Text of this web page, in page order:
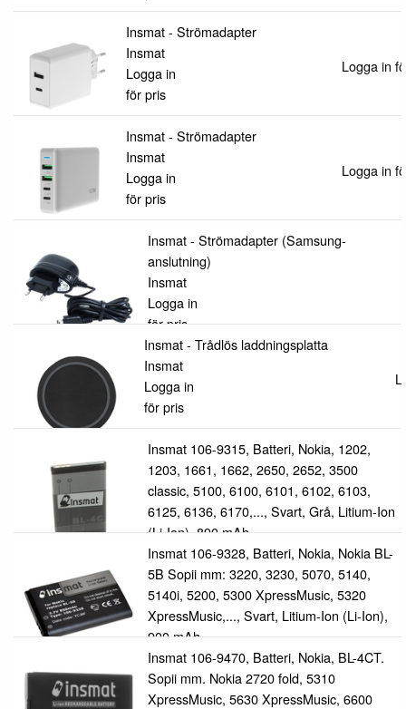
Insmat - Strömadapter
Insmat
Logga in
för pris
Logga in
Insmat - Strömadapter
Insmat
Logga in
för pris
Logga in
Insmat - Strömadapter (Samsung-
anslutning)
Insmat
Logga in
för pris
Insmat - Trådlös laddningsplatta
Insmat
Logga in
för pris
Insmat 106-9315, Batteri, Nokia, 1202,
1203, 1661, 1662, 2650, 2652, 3500
classic, 5100, 6100, 6101, 6102, 6103,
6125, 6136, 6170,..., Svart, Grå, Litium-Ion
(Li-Ion), 890 mAh
Insmat
Logga in
för pris
Insmat 106-9328, Batteri, Nokia, Nokia BL-
5B Sopii mm: 3220, 3230, 5070, 5140,
5140i, 5200, 5300 XpressMusic, 5320
XpressMusic,..., Svart, Litium-Ion (Li-Ion),
900 mAh
Insmat
Logga in
för pris
Insmat 106-9470, Batteri, Nokia, BL-4CT.
Sopii mm. Nokia 2720 fold, 5310
XpressMusic, 5630 XpressMusic, 6600